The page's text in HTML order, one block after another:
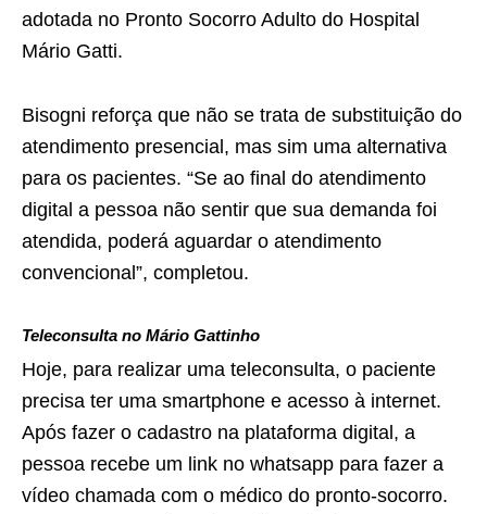
adotada no Pronto Socorro Adulto do Hospital
Mário Gatti.
Bisogni reforça que não se trata de substituição do
atendimento presencial, mas sim uma alternativa
para os pacientes. “Se ao final do atendimento
digital a pessoa não sentir que sua demanda foi
atendida, poderá aguardar o atendimento
convencional”, completou.
Teleconsulta no Mário Gattinho
Hoje, para realizar uma teleconsulta, o paciente
precisa ter uma smartphone e acesso à internet.
Após fazer o cadastro na plataforma digital, a
pessoa recebe um link no whatsapp para fazer a
vídeo chamada com o médico do pronto-socorro.